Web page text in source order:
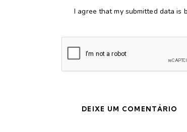
I agree that my submitted data is